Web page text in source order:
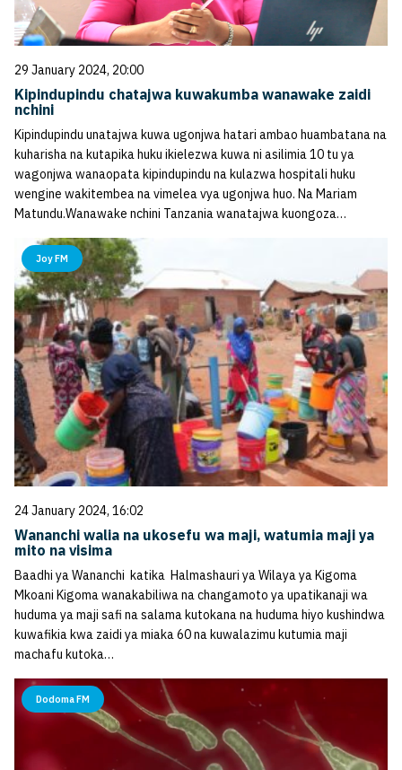
29 January 2024, 20:00
Kipindupindu chatajwa kuwakumba wanawake zaidi
nchini
Kipindupindu unatajwa kuwa ugonjwa hatari ambao huambatana na
kuharisha na kutapika huku ikielezwa kuwa ni asilimia 10 tu ya
wagonjwa wanaopata kipindupindu na kulazwa hospitali huku
wengine wakitembea na vimelea vya ugonjwa huo. Na Mariam
Matundu.Wanawake nchini Tanzania wanatajwa kuongoza…
Joy FM
24 January 2024, 16:02
Wananchi walia na ukosefu wa maji, watumia maji ya
mito na visima
Baadhi ya Wananchi katika Halmashauri ya Wilaya ya Kigoma
Mkoani Kigoma wanakabiliwa na changamoto ya upatikanaji wa
huduma ya maji safi na salama kutokana na huduma hiyo kushindwa
kuwafikia kwa zaidi ya miaka 60 na kuwalazimu kutumia maji
machafu kutoka…
Dodoma FM